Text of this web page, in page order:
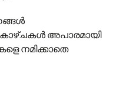
അപാരമായി
നമിക്കാതെ